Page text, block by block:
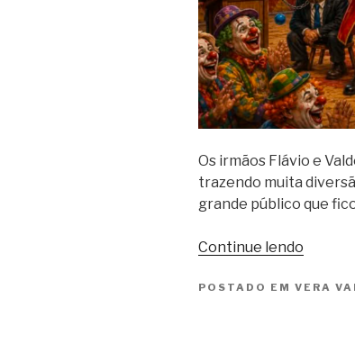
Os irmãos Flávio e
trazendo muita
grande público que
Continue lendo
POSTADO EM VERA